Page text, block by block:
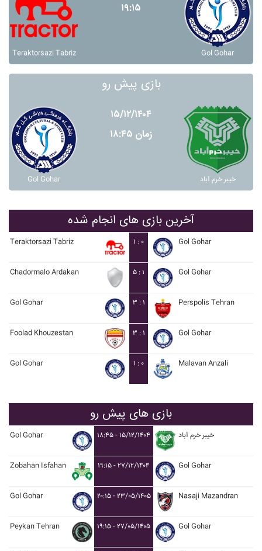
Teraktorsazi Tabriz
۱۹:۱۵
Gol Gohar
بازی پیش رو
Gol Gohar
۱۵/۱۲/۱۴۰۴
زمان ۱۸:۴۵
خيبر خرم آباد
آخرین بازی های انجام شده
Teraktorsazi Tabriz ۱ : ۰ Gol Gohar
Chadormalo Ardakan ۵ : ۱ Gol Gohar
Gol Gohar ۳ : ۱ Perspolis Tehran
Foolad Khouzestan ۳ : ۱ Gol Gohar
Gol Gohar ۱ : ۰ Malavan Anzali
بازی های پیش رو
Gol Gohar ۱۸:۴۵ - ۱۵/۱۲/۱۴۰۴ خيبر خرم آباد
Zobahan Isfahan ۱۹:۱۵ - ۲۷/۱۲/۱۴۰۴ Gol Gohar
Gol Gohar ۲۰:۱۵ - ۲۳/۰۵/۱۴۰۵ Nasaji Mazandran
Peykan Tehran ۱۹:۱۵ - ۲۷/۰۵/۱۴۰۵ Gol Gohar